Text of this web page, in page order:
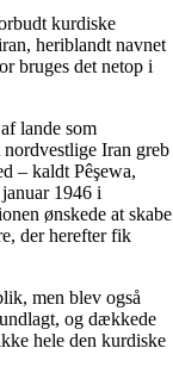
kurdiske
heriblandt navnet
bruges det netop i
lande som
Iran greb
– kaldt Pêşewa,
1946 i
ønskede at skabe
der herefter fik
men blev også
og dækkede
hele den kurdiske